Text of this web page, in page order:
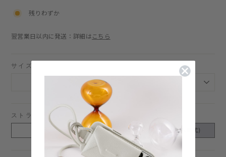
残りわずか
翌営業日以内に発送：詳細は こちら
サイズ
ストラップタイプをお選びください
通常ストラップ アジャスタブル(長さ調節式)